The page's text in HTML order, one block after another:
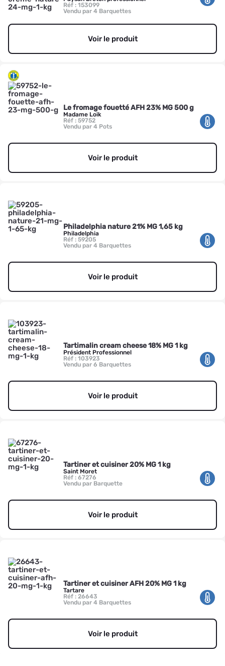
Réf : 153099
Vendu par 4 Barquettes
Voir le produit
Le fromage fouetté AFH 23% MG 500 g
Madame Loik
Réf : 59752
Vendu par 4 Pots
Voir le produit
Philadelphia nature 21% MG 1,65 kg
Philadelphia
Réf : 59205
Vendu par 4 Barquettes
Voir le produit
Tartimalin cream cheese 18% MG 1 kg
Président Professionnel
Réf : 103923
Vendu par 6 Barquettes
Voir le produit
Tartiner et cuisiner 20% MG 1 kg
Saint Moret
Réf : 67276
Vendu par Barquette
Voir le produit
Tartiner et cuisiner AFH 20% MG 1 kg
Tartare
Réf : 26643
Vendu par 4 Barquettes
Voir le produit